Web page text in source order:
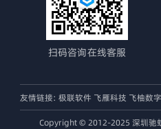
扫码咨询在线客服
友情链接: 极联软件 飞雁科技 飞柚数
Copyright © 2012-2025 深圳驰